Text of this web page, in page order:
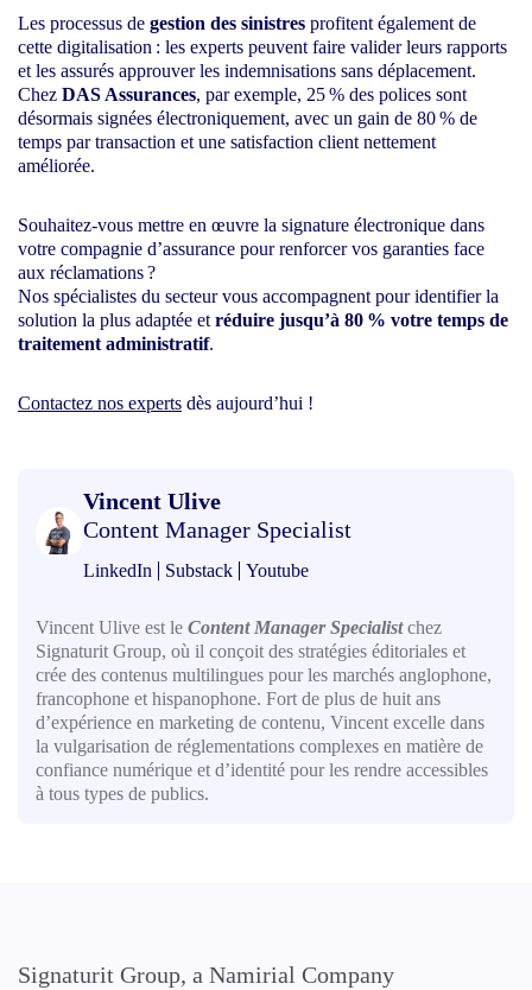
Les processus de gestion des sinistres profitent également de
cette digitalisation : les experts peuvent faire valider leurs rapports
et les assurés approuver les indemnisations sans déplacement.
Chez DAS Assurances, par exemple, 25 % des polices sont
désormais signées électroniquement, avec un gain de 80 % de
temps par transaction et une satisfaction client nettement
améliorée.
Souhaitez-vous mettre en œuvre la signature électronique dans
votre compagnie d’assurance pour renforcer vos garanties face
aux réclamations ?
Nos spécialistes du secteur vous accompagnent pour identifier la
solution la plus adaptée etréduire jusqu’à 80 % votre temps de
traitement administratif.
Contactez nos experts dès aujourd’hui !
Vincent Ulive
Content Manager Specialist
LinkedIn Substack Youtube
Vincent Ulive est le Content Manager Specialistchez
Signaturit Group, où il conçoit des stratégies éditoriales et
crée des contenus multilingues pour les marchés anglophone,
francophone et hispanophone. Fort de plus de huit ans
d’expérience en marketing de contenu, Vincent excelle dans
la vulgarisation de réglementations complexes en matière de
confiance numérique et d’identité pour les rendre accessibles
à tous types de publics.
Signaturit Group, a Namirial Company